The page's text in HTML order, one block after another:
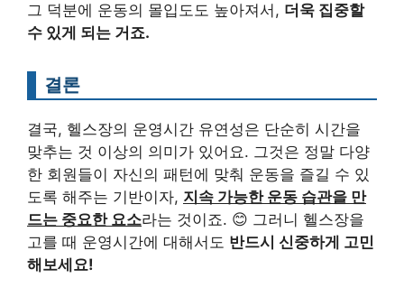
그 덕분에 운동의 몰입도도 높아져서, 더욱 집중할
수 있게 되는 거죠.
결론
결국, 헬스장의 운영시간 유연성은 단순히 시간을
맞추는 것 이상의 의미가 있어요. 그것은 정말 다양
한 회원들이 자신의 패턴에 맞춰 운동을 즐길 수 있
도록 해주는 기반이자, 지속 가능한 운동 습관을 만
드는 중요한 요소라는 것이죠. 😊 그러니 헬스장을
고를 때 운영시간에 대해서도 반드시 신중하게 고민
해보세요!